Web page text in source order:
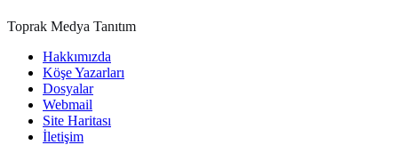
Toprak Medya Tanıtım
Hakkımızda
Köşe Yazarları
Dosyalar
Webmail
Site Haritası
İletişim